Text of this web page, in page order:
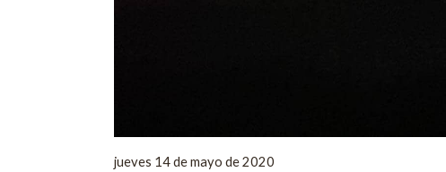
jueves 14 de mayo de 2020